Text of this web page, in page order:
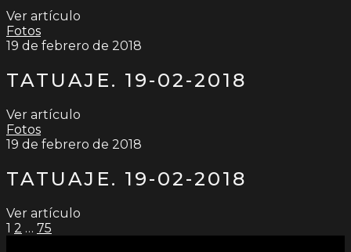
Ver artículo
Fotos
19 de febrero de 2018
TATUAJE. 19-02-2018
Ver artículo
Fotos
19 de febrero de 2018
TATUAJE. 19-02-2018
Ver artículo
PAGINACIÓN
1 2 … 75